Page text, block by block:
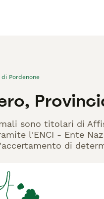
di Pordenone
sono titolari di
l'ENCI - Ente
di